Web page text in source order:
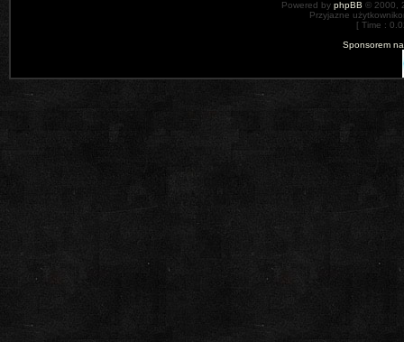
Powered by phpBB © 2000,
Przyjazne
[ Time :
Sponsorem